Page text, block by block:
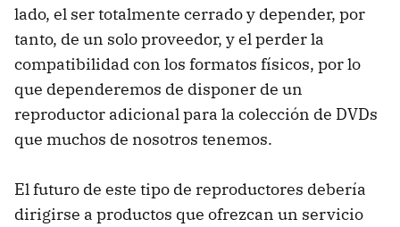
lado, el ser totalmente cerrado y depender, por
tanto, de un solo proveedor, y el perder la
compatibilidad con los formatos físicos, por lo
que dependeremos de disponer de un
reproductor adicional para la colección de DVDs
que muchos de nosotros tenemos.
El futuro de este tipo de reproductores debería
dirigirse a productos que ofrezcan un servicio